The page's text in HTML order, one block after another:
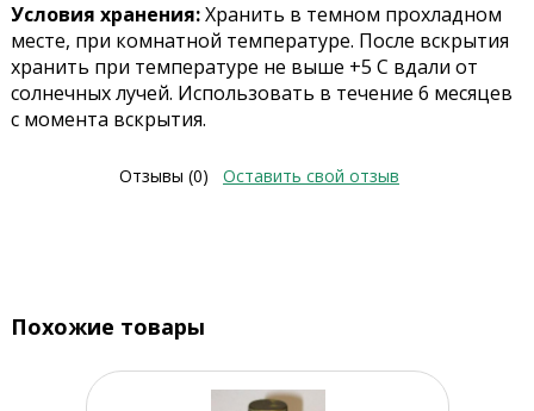
Условия хранения:Хранить в темном прохладном
месте, при комнатной температуре. После вскрытия
хранить при температуре не выше +5 С вдали от
солнечных лучей. Использовать в течение 6 месяцев
с момента вскрытия.
Отзывы (0) Оставить свой отзыв
Похожие товары